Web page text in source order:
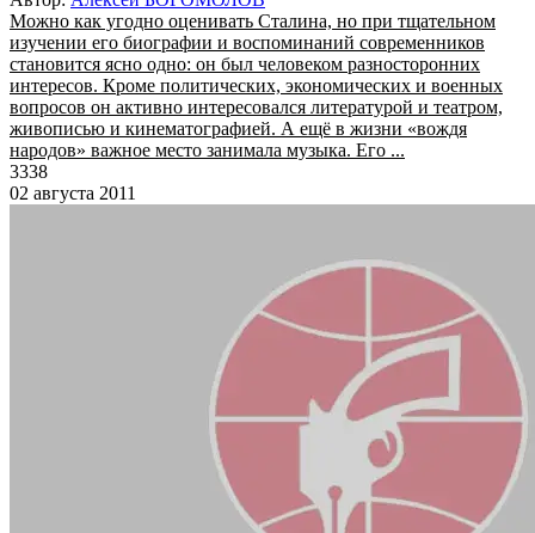
Можно как угодно оценивать Сталина, но при тщательном
изучении его биографии и воспоминаний современников
становится ясно одно: он был человеком разносторонних
интересов. Кроме политических, экономических и военных
вопросов он активно интересовался литературой и театром,
живописью и кинематографией. А ещё в жизни «вождя
народов» важное место занимала музыка. Его ...
3338
02 августа 2011